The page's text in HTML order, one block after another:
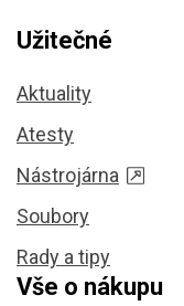
Užitečné
Aktuality
Atesty
Nástrojárna
Soubory
Rady a tipy
Vše o nákupu